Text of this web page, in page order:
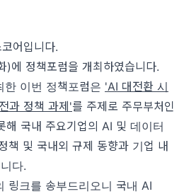
어입니다.
에 정책포럼을 개최하였습니다.
한 이번 정책포럼은 'AI 대전환 시
과 정책 과제'를 주제로 주무부처인
해 국내 주요기업의 AI 및 데이터
책 및 국내외 규제 동향과 기업 내
다.
링크를 송부드리오니 국내 AI